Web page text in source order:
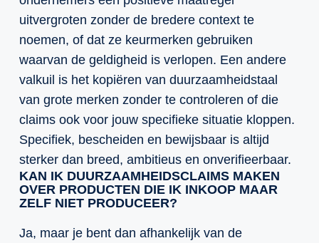
uitvergroten zonder de bredere context te
noemen, of dat ze keurmerken gebruiken
waarvan de geldigheid is verlopen. Een andere
valkuil is het kopiëren van duurzaamheidstaal
van grote merken zonder te controleren of die
claims ook voor jouw specifieke situatie kloppen.
Specifiek, bescheiden en bewijsbaar is altijd
sterker dan breed, ambitieus en onverifieerbaar.
KAN IK DUURZAAMHEIDSCLAIMS MAKEN
OVER PRODUCTEN DIE IK INKOOP MAAR
ZELF NIET PRODUCEER?
Ja, maar je bent dan afhankelijk van de